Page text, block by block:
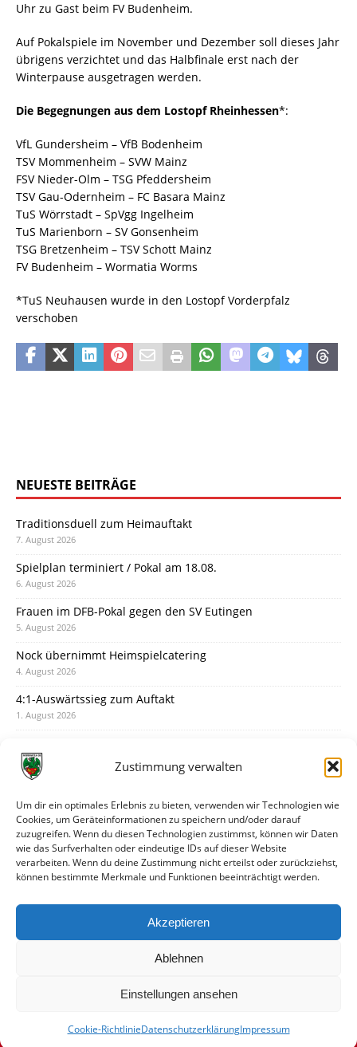
Zustimmung verwalten
Um dir ein optimales Erlebnis zu bieten, verwenden wir Technologien wie
Cookies, um Geräteinformationen zu speichern und/oder darauf
zuzugreifen. Wenn du diesen Technologien zustimmst, können wir Daten
wie das Surfverhalten oder eindeutige IDs auf dieser Website
verarbeiten. Wenn du deine Zustimmung nicht erteilst oder zurückziehst,
können bestimmte Merkmale und Funktionen beeinträchtigt werden.
Akzeptieren
Ablehnen
Einstellungen ansehen
Cookie-RichtlinieDatenschutzerklärungImpressum
Uhr zu Gast beim FV Budenheim.
Auf Pokalspiele im November und Dezember soll dieses Jahr
übrigens verzichtet und das Halbfinale erst nach der
Winterpause ausgetragen werden.
Die Begegnungen aus dem Lostopf Rheinhessen*:
VfL Gundersheim – VfB Bodenheim
TSV Mommenheim – SVW Mainz
FSV Nieder-Olm – TSG Pfeddersheim
TSV Gau-Odernheim – FC Basara Mainz
TuS Wörrstadt – SpVgg Ingelheim
TuS Marienborn – SV Gonsenheim
TSG Bretzenheim – TSV Schott Mainz
FV Budenheim – Wormatia Worms
*TuS Neuhausen wurde in den Lostopf Vorderpfalz
verschoben
NEUESTE BEITRÄGE
Traditionsduell zum Heimauftakt
7. August 2026
Spielplan terminiert / Pokal am 18.08.
6. August 2026
Frauen im DFB-Pokal gegen den SV Eutingen
5. August 2026
Nock übernimmt Heimspielcatering
4. August 2026
4:1-Auswärtssieg zum Auftakt
1. August 2026
31. Juli 2026
30. Juli 2026
Deine Spielminute: 89+1
28. Juli 2026
Neuer Rückensponsor
Neue Podcast-Folge: So tickt Björn!
27. Juli 2026
© VfR Wormatia Worms